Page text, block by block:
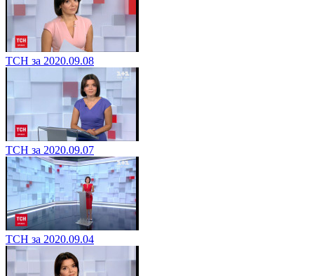
ТСН за 2020.09.08
ТСН за 2020.09.07
ТСН за 2020.09.04